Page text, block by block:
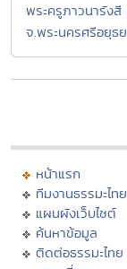
พระครูภาวนารัง
จ.พระนครศรีอยุธ
หน้าแรก
ทีมงานธรรมะไทย
แผนผังเว็บไซต์
ค้นหาข้อมูล
ติดต่อธรรมะไทย